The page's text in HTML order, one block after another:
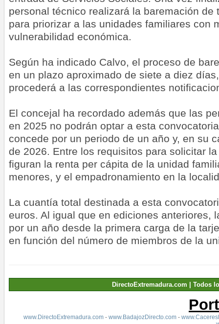
personal técnico realizará la baremación de
para priorizar a las unidades familiares con
vulnerabilidad económica.
Según ha indicado Calvo, el proceso de
en un plazo aproximado de siete a diez
procederá a las correspondientes
El concejal ha recordado además que las
en 2025 no podrán optar a esta
concede por un periodo de un año y, en su
de 2026. Entre los requisitos para solicitar
figuran la renta per cápita de la unidad
menores, y el empadronamiento en la
La cuantía total destinada a esta
euros. Al igual que en ediciones anteriores,
por un año desde la primera carga de la
en función del número de miembros de la
DirectoExtremadura.com | Todos
www.DirectoExtremadura.com- www.BadajozDirecto.com-